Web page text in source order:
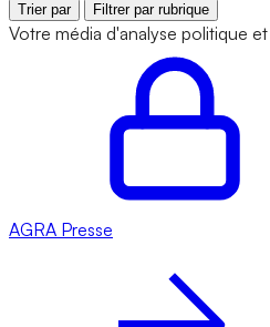
Trier par Filtrer par rubrique
Votre média d'analyse politique
AGRA Presse